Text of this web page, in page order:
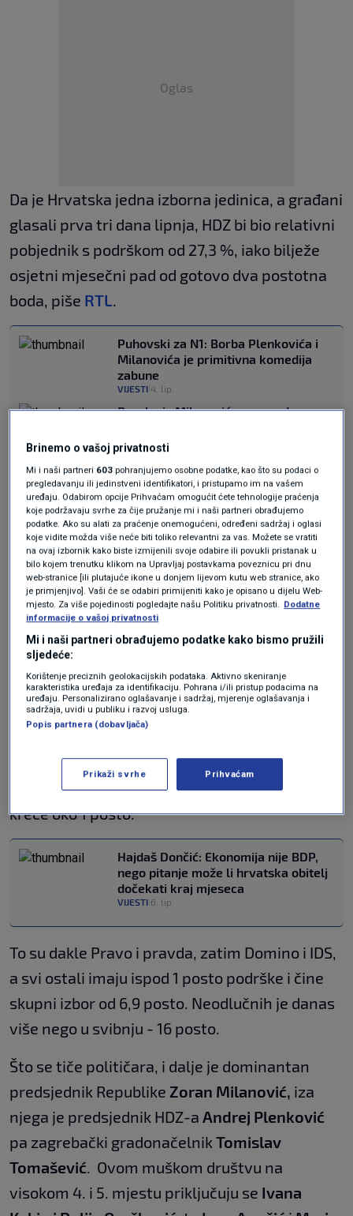
Oglas
Da je Hrvatska jedna izborna jedinica, a građani
glasali prva tri dana lipnja, HDZ bi bio relativni
pobjednik s podrškom od 27,3 %, iako bilježe
osjetni mjesečni pad od gotovo dva postotna
boda, piše RTL.
Puhovski za N1: Borba Plenkovića i
Milanovića je primitivna komedija
zabune
VIJESTI 4. lip.
Poruka iz Milanovićevog ureda:
zastupnika iz dijaspore. Ništa od
VIJESTI|3. lip.
Minimalno je pao i SDP koji je trenutno na 22
posto, dok je Možemo! s kojim je SDP
polovicom svibnja najavio zajednički izlazak na
iduće parlamentarne izbore - trenutno na 12
posto s minimalnim rastom od 0,01 posto u
odnosu na svibanj.
Izborni prag još jedino prelazi MOST koji je na 7
i pol posto dok je peta politička snaga u zemlji
blizu je i glavni HDZ-ov koalicijiski partner
Domovinski pokret dok se niz idućih stranaka
kreće oko 1 posto.
Hajdaš Dončić: Ekonomija nije BDP,
nego pitanje može li hrvatska obitelj
dočekati kraj mjeseca
VIJESTI 6. lip.
To su dakle Pravo i pravda, zatim Domino i IDS,
a svi ostali imaju ispod 1 posto podrške i čine
skupni izbor od 6,9 posto. Neodlučnih je danas
više nego u svibnju - 16 posto.
Što se tiče političara, i dalje je dominantan
predsjednik Republike Zoran Milanović, iza
njega je predsjednik HDZ-a Andrej Plenković
pa zagrebački gradonačelnik Tomislav
Tomašević. Ovom muškom društvu na
visokom 4. i 5. mjestu priključuju se Ivana
Brinemo o vašoj privatnosti
Mi i naši partneri 603 pohranjujemo osobne podatke, kao što su podaci o
pregledavanju ili jedinstveni identifikatori, i pristupamo im na vašem
uređaju. Odabirom opcije Prihvaćam omogućit ćete tehnologije praćenja
koje podržavaju svrhe za čije pružanje mi i naši partneri obrađujemo
podatke. Ako su alati za praćenje onemogućeni, određeni sadržaj i oglasi
koje vidite možda više neće biti toliko relevantni za vas. Možete se vratiti
na ovaj izbornik kako biste izmijenili svoje odabire ili povukli pristanak u
bilo kojem trenutku klikom na Upravljaj postavkama poveznicu pri dnu
web-stranice [ili plutajuće ikone u donjem lijevom kutu web stranice, ako
je primjenjivo]. Vaši će se odabiri primijeniti kako je opisano u dijelu Web-
mjesto. Za više pojedinosti pogledajte našu Politiku privatnosti. Dodatne
informacije o vašoj privatnosti
Mi i naši partneri obrađujemo podatke kako bismo pružili
sljedeće:
Korištenje preciznih geolokacijskih podataka. Aktivno skeniranje
karakteristika uređaja za identifikaciju. Pohrana i/ili pristup podacima na
uređaju. Personalizirano oglašavanje i sadržaj, mjerenje oglašavanja i
sadržaja, uvidi u publiku i razvoj usluga.
Popis partnera (dobavljača)
Prikaži svrhe Prihvaćam